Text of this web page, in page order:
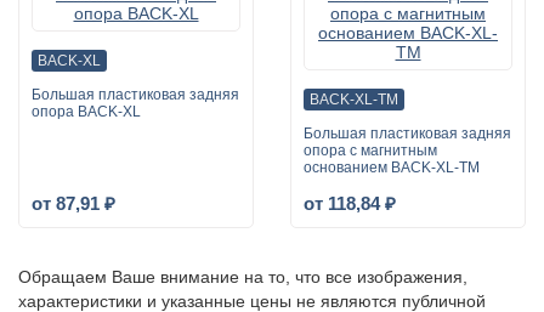
BACK-XL
Большая пластиковая задняя
опора BACK-XL
от 87,91 ₽
BACK-XL-ТМ
Большая пластиковая задняя
опора с магнитным
основанием BACK-XL-ТМ
от 118,84 ₽
Обращаем Ваше внимание на то, что все изображения,
характеристики и указанные цены не являются публичной